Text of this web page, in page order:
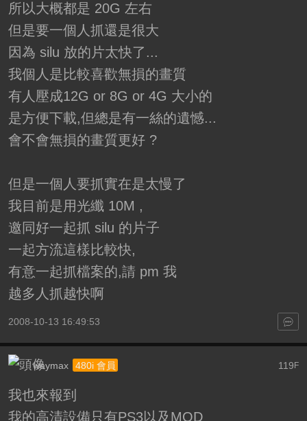
所以大概都是 20G 左右
但是要一個人抓還是很大
因為 silu 放的片太快了...
我個人是比較喜歡無損的畫質
有人壓成12G or 8G or 4G 大小的
是方便下載,但總是有一絲的遺憾...
會不會無損的畫質更好 ?
但是一個人要抓實在是太慢了
我目前是用光纖 10M ,
邀同好一起抓 silu 的片子
一起方流這樣比較快,
有意一起抓檔案的,請 pm 我
越多人抓越快啊
2008-10-13 16:49:53
119F
waymax 480i 會員
我也來報到
我的高清設備只有PS3以及MOD